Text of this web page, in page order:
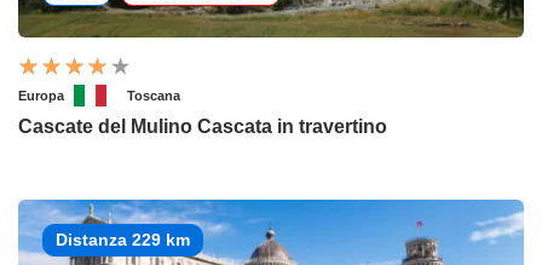
Europa Toscana
Cascate del Mulino Cascata in travertino
Distanza 229 km